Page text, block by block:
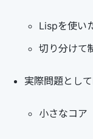
Lispを使い
切り分けて
実際問題とし
小さなコア